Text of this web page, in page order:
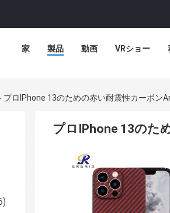
家 製品 動画 VRショー
プロIPhone 13のための赤い耐震性カーボン
プロIPhone 13のた